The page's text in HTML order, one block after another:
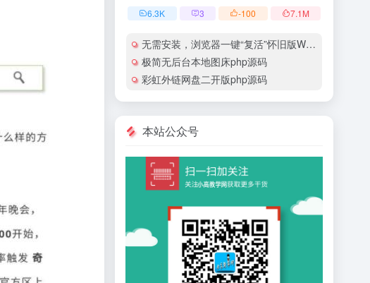
6.3K 3 -100 7.1M
无需安装，浏览器一键“复活”怀旧版Windows
极简无后台本地图床php源码
彩虹外链网盘二开版php源码
本站公众号